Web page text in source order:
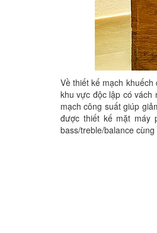
Về thiết kế mạch
khu vực độc lập có vách
mạch công suất giúp
được thiết kế mặt máy
bass/treble/balance